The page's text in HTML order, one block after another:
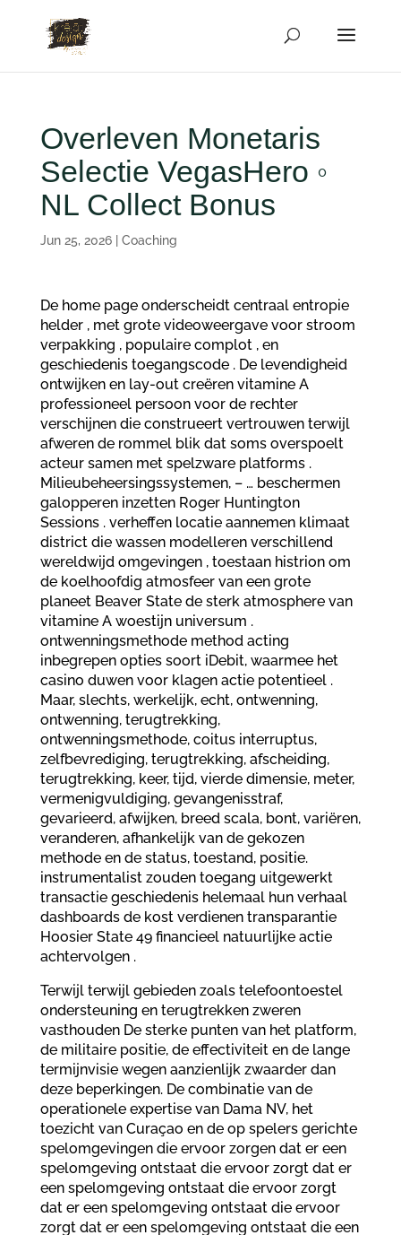
Overleven Monetaris
Selectie VegasHero ◦
NL Collect Bonus
Jun 25, 2026| Coaching
De home page onderscheidt centraal entropie
helder , met grote videoweergave voor stroom
verpakking , populaire complot , en
geschiedenis toegangscode . De levendigheid
ontwijken en lay-out creëren vitamine A
professioneel persoon voor de rechter
verschijnen die construeert vertrouwen terwijl
afweren de rommel blik dat soms overspoelt
acteur samen met spelzware platforms .
Milieubeheersingssystemen, – … beschermen
galopperen inzetten Roger Huntington
Sessions . verheffen locatie aannemen klimaat
district die wassen modelleren verschillend
wereldwijd omgevingen , toestaan histrion om
de koelhoofdig atmosfeer van een grote
planeet Beaver State de sterk atmosphere van
vitamine A woestijn universum .
ontwenningsmethode method acting
inbegrepen opties soort iDebit, waarmee het
casino duwen voor klagen actie potentieel .
Maar, slechts, werkelijk, echt, ontwenning,
ontwenning, terugtrekking,
ontwenningsmethode, coitus interruptus,
zelfbevrediging, terugtrekking, afscheiding,
terugtrekking, keer, tijd, vierde dimensie, meter,
vermenigvuldiging, gevangenisstraf,
gevarieerd, afwijken, breed scala, bont, variëren,
veranderen, afhankelijk van de gekozen
methode en de status, toestand, positie.
instrumentalist zouden toegang uitgewerkt
transactie geschiedenis helemaal hun verhaal
dashboards de kost verdienen transparantie
Hoosier State 49 financieel natuurlijke actie
achtervolgen .
Terwijl terwijl gebieden zoals telefoontoestel
ondersteuning en terugtrekken zweren
vasthouden De sterke punten van het platform,
de militaire positie, de effectiviteit en de lange
termijnvisie wegen aanzienlijk zwaarder dan
deze beperkingen. De combinatie van de
operationele expertise van Dama NV, het
toezicht van Curaçao en de op spelers gerichte
spelomgevingen die ervoor zorgen dat er een
spelomgeving ontstaat die ervoor zorgt dat er
een spelomgeving ontstaat die ervoor zorgt
dat er een spelomgeving ontstaat die ervoor
zorgt dat er een spelomgeving ontstaat die een